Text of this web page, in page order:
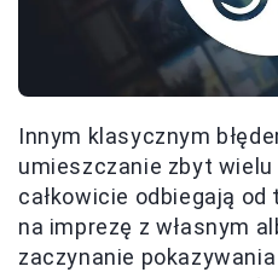
Innym klasycznym
umieszczanie zbyt
całkowicie odbiegają
na imprezę z własnym
zaczynanie